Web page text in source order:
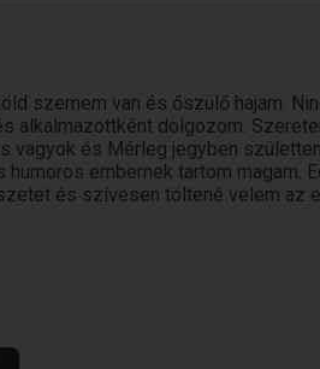
szemem van és őszülő hajam.
alkalmazottként dolgozom.
vagyok és Mérleg jegyben
embernek tartom magam.
és szívesen töltené velem az